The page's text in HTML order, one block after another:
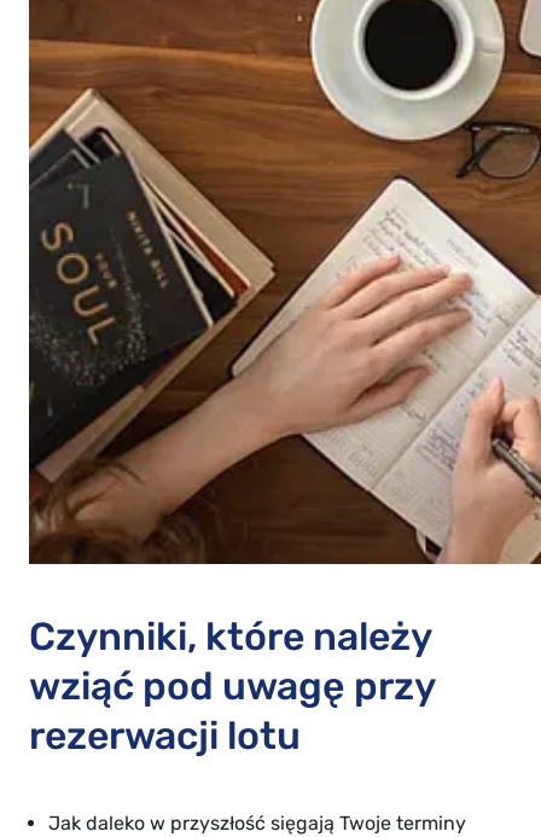
Czynniki, które należy
wziąć pod uwagę przy
rezerwacji lotu
Jak daleko w przyszłość sięgają Twoje terminy